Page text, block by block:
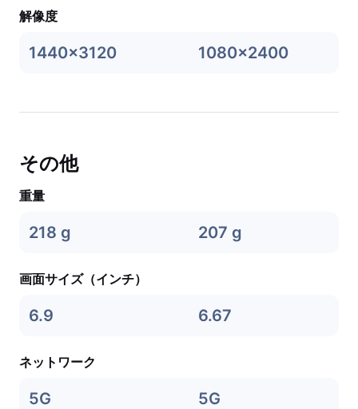
解像度
1440x3120 1080x2400
その他
重量
218 g 207 g
画面サイズ（インチ）
6.9 6.67
ネットワーク
5G 5G